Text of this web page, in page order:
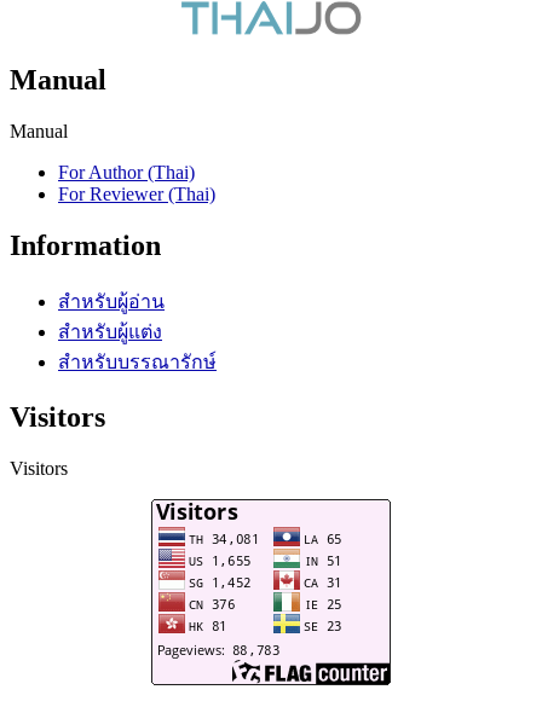
Manual
Manual
For Author (Thai)
For Reviewer (Thai)
Information
สำหรับผู้อ่าน
สำหรับผู้แต่ง
สำหรับบรรณารักษ์
Visitors
Visitors